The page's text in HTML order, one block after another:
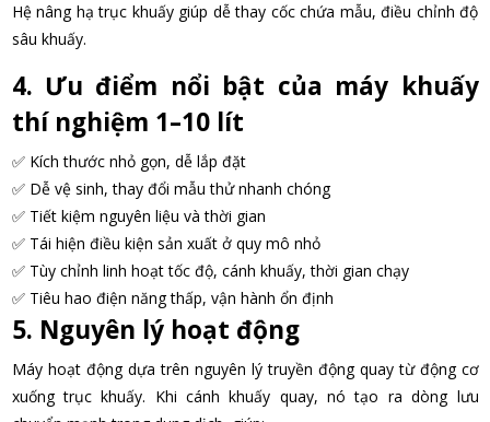
Hệ nâng hạ trục khuấy giúp dễ thay cốc chứa mẫu, điều chỉnh độ
sâu khuấy.
4. Ưu điểm nổi bật của máy khuấy
thí nghiệm 1–10 lít
✅ Kích thước nhỏ gọn, dễ lắp đặt
✅ Dễ vệ sinh, thay đổi mẫu thử nhanh chóng
✅ Tiết kiệm nguyên liệu và thời gian
✅ Tái hiện điều kiện sản xuất ở quy mô nhỏ
✅ Tùy chỉnh linh hoạt tốc độ, cánh khuấy, thời gian chạy
✅ Tiêu hao điện năng thấp, vận hành ổn định
5. Nguyên lý hoạt động
Máy hoạt động dựa trên nguyên lý truyền động quay từ động cơ
xuống trục khuấy. Khi cánh khuấy quay, nó tạo ra dòng lưu